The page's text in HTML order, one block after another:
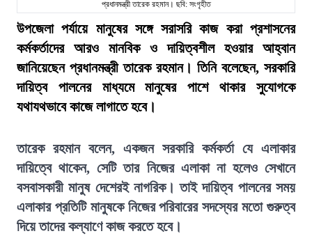
প্রধানমন্ত্রী তারেক রহমান। ছবি: সংগৃহীত
উপজেলা পর্যায়ে মানুষের সঙ্গে সরাসরি কাজ করা প্রশাসনের
কর্মকর্তাদের আরও মানবিক ও দায়িত্বশীল হওয়ার আহ্বান
জানিয়েছেন প্রধানমন্ত্রী তারেক রহমান। তিনি বলেছেন, সরকারি
দায়িত্ব পালনের মাধ্যমে মানুষের পাশে থাকার সুযোগকে
যথাযথভাবে কাজে লাগাতে হবে।
তারেক রহমান বলেন, একজন সরকারি কর্মকর্তা যে এলাকার
দায়িত্বে থাকেন, সেটি তার নিজের এলাকা না হলেও সেখানে
বসবাসকারী মানুষ দেশেরই নাগরিক। তাই দায়িত্ব পালনের সময়
এলাকার প্রতিটি মানুষকে নিজের পরিবারের সদস্যের মতো গুরুত্ব
দিয়ে তাদের কল্যাণে কাজ করতে হবে।